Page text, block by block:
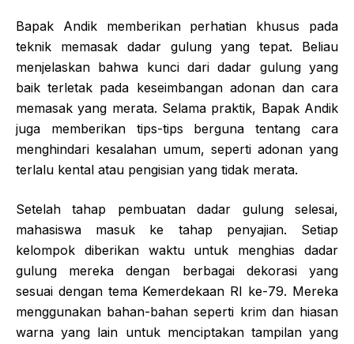
Bapak Andik memberikan perhatian khusus pada
teknik memasak dadar gulung yang tepat. Beliau
menjelaskan bahwa kunci dari dadar gulung yang
baik terletak pada keseimbangan adonan dan cara
memasak yang merata. Selama praktik, Bapak Andik
juga memberikan tips-tips berguna tentang cara
menghindari kesalahan umum, seperti adonan yang
terlalu kental atau pengisian yang tidak merata.
Setelah tahap pembuatan dadar gulung selesai,
mahasiswa masuk ke tahap penyajian. Setiap
kelompok diberikan waktu untuk menghias dadar
gulung mereka dengan berbagai dekorasi yang
sesuai dengan tema Kemerdekaan RI ke-79. Mereka
menggunakan bahan-bahan seperti krim dan hiasan
warna yang lain untuk menciptakan tampilan yang